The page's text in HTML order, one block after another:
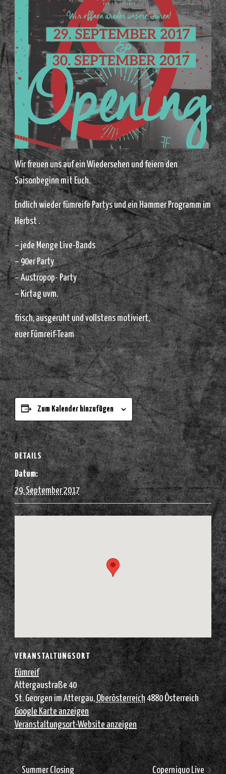
Wir freuen uns auf ein Wiedersehen und feiern den
Saisonbeginn mit Euch.
Endlich wieder fümreife Partys und ein Hammer Programm im
Herbst .
– jede Menge Live-Bands
– 90er Party
– Austropop- Party
– Kirtag uvm.
frisch, ausgeruht und vollstens motiviert,
euer Fümreif-Team
Zum Kalender hinzufügen
DETAILS
Datum:
29. September 2017
VERANSTALTUNGSORT
Fümreif
Attergaustraße 40
St. Georgen im Attergau, Oberösterreich 4880 Österreich
Google Karte anzeigen
Veranstaltungsort-Website anzeigen
Summer Closing Coperniquo Live